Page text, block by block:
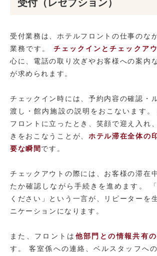
受付（レセプション）
受付業務は、ホテルフロントの仕事のな
業務です。 チェックインとチェックア
心に、電話の取り次ぎやお客様への案内
が求められます。
チェックイン時には、予約内容の確認・
渡し・館内施設の説明をおこないます。
フロントに立ったとき、笑顔で迎え入れ
きをおこなうことが、 ホテル滞在全体の
要な瞬間 です。
チェックアウトの際には、お客様の滞在
たか確認しながら手続きを進めます。
ください」という一言が、リピーターを
ニケーションになります。
また、フロントは 他部門との情報共有
す。 客室係への連絡、ベルスタッフへ